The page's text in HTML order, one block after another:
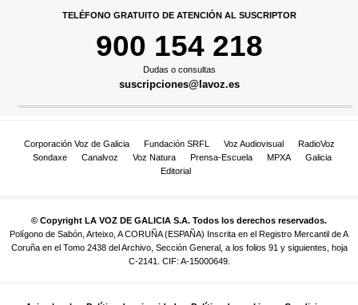
TELÉFONO GRATUITO DE ATENCIÓN AL SUSCRIPTOR
900 154 218
Dudas o consultas
suscripciones@lavoz.es
Corporación Voz de Galicia Fundación SRFL Voz Audiovisual
RadioVoz
Sondaxe
Canalvoz Voz Natura Prensa-Escuela MPXA
Galicia
Editorial
© Copyright LA VOZ DE GALICIA S.A. Todos los derechos reservados.
Polígono de Sabón, Arteixo, A CORUÑA (ESPAÑA) Inscrita en el Registro Mercantil de A
Coruña en el Tomo 2438 del Archivo, Sección General, a los folios 91 y siguientes, hoja
C-2141. CIF: A-15000649.